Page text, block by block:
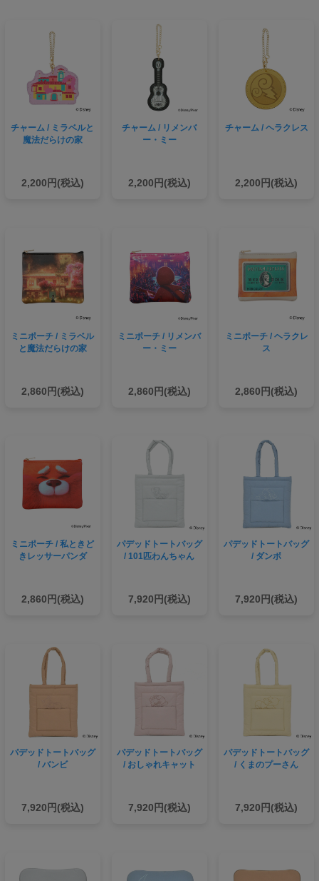
チャーム / ミラベルと
魔法だらけの家
2,200円(税込)
チャーム / リメンバ
ー・ミー
2,200円(税込)
チャーム / ヘラクレス
2,200円(税込)
ミニポーチ / ミラベル
と魔法だらけの家
2,860円(税込)
ミニポーチ / リメンバ
ー・ミー
2,860円(税込)
ミニポーチ / ヘラクレ
ス
2,860円(税込)
ミニポーチ / 私ときど
きレッサーパンダ
2,860円(税込)
パデッドトートバッグ
/ 101匹わんちゃん
7,920円(税込)
パデッドトートバッグ
/ ダンボ
7,920円(税込)
パデッドトートバッグ
/ バンビ
7,920円(税込)
パデッドトートバッグ
/ おしゃれキャット
7,920円(税込)
パデッドトートバッグ
/ くまのプーさん
7,920円(税込)